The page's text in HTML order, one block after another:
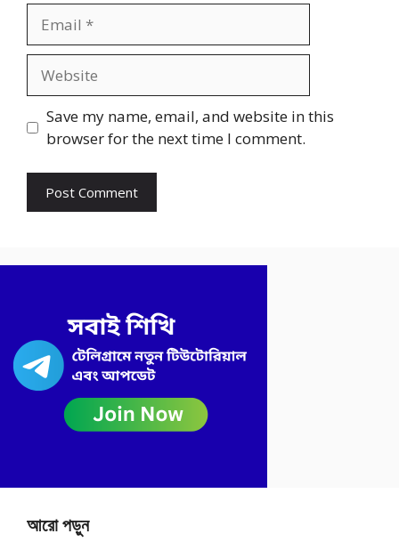
Save my name, email, and website in this
browser for the next time I comment.
আরো পড়ুন